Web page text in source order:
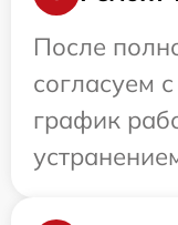
После
согласуем
график